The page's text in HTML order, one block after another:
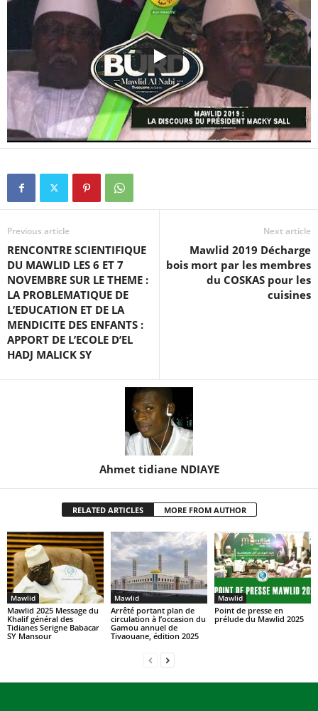
Previous article
RENCONTRE SCIENTIFIQUE
DU MAWLID LES 6 ET 7
NOVEMBRE SUR LE THEME :
LA PROBLEMATIQUE DE
L’EDUCATION ET DE LA
MENDICITE DES ENFANTS :
APPORT DE L’ECOLE D’EL
HADJ MALICK SY
Next article
Mawlid 2019 Décharge
bois mort par les membres
du COSKAS pour les
cuisines
Ahmet tidiane NDIAYE
RELATED ARTICLES MORE FROM AUTHOR
Mawlid
Mawlid 2025 Message du
Khalif général des
Tidianes Serigne Babacar
SY Mansour
Mawlid
Arrêté portant plan de
circulation à l’occasion du
Gamou annuel de
Tivaouane, édition 2025
Mawlid
Point de presse en
prélude du Mawlid 2025